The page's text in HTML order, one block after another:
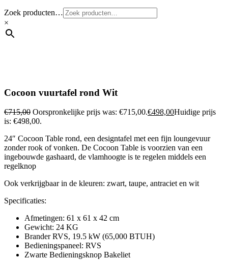
Zoek producten…
×
Cocoon vuurtafel rond Wit
€715,00 Oorspronkelijke prijs was: €715,00.€498,00Huidige prijs
is: €498,00.
24″ Cocoon Table rond, een designtafel met een fijn loungevuur
zonder rook of vonken. De Cocoon Table is voorzien van een
ingebouwde gashaard, de vlamhoogte is te regelen middels een
regelknop
Ook verkrijgbaar in de kleuren: zwart, taupe, antraciet en wit
Specificaties:
Afmetingen: 61 x 61 x 42 cm
Gewicht: 24 KG
Brander RVS, 19.5 kW (65,000 BTUH)
Bedieningspaneel: RVS
Zwarte Bedieningsknop Bakeliet